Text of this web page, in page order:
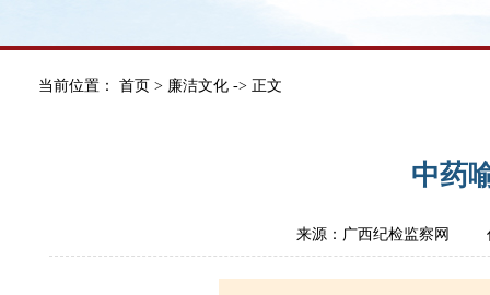
当前位置： 首页 > 廉洁文化 -> 正文
中药
来源：广西纪检监察网